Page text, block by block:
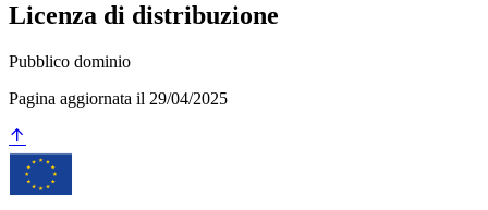
Licenza di distribuzione
Pubblico dominio
Pagina aggiornata il 29/04/2025